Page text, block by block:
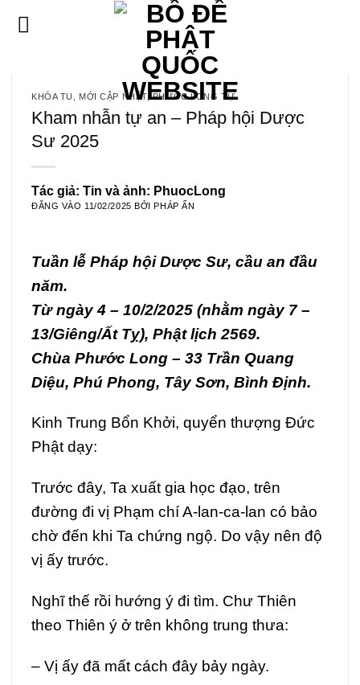
qua
KHÓA TU MỚI CẬP NHẬT,PHƯỚC LONG TỰ
Kham nhẫn tự an – Pháp hội Dược
Sư 2025
Tác giả: Tin và ảnh: PhuocLong
ĐĂNG VÀO 11/02/2025 BỞIPHÁP ẤN
Tuần lễ Pháp hội Dược Sư, cầu an đầu
năm.
Từ ngày 4 – 10/2/2025 (nhằm ngày 7 –
13/Giêng/Ất Tỵ), Phật lịch 2569.
Chùa Phước Long – 33 Trần Quang
Diệu, Phú Phong, Tây Sơn, Bình Định.
Kinh Trung Bổn Khởi, quyển thượng Đức
Phật dạy:
Trước đây, Ta xuất gia học đạo, trên
đường đi vị Phạm chí A-lan-ca-lan có bảo
chờ đến khi Ta chứng ngộ. Do vậy nên độ
vị ấy trước.
Nghĩ thế rồi hướng ý đi tìm. Chư Thiên
theo Thiên ý ở trên không trung thưa:
– Vị ấy đã mất cách đây bảy ngày.